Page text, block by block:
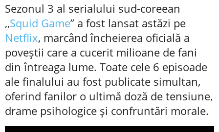
Sezonul 3 al serialului sud-coreean
,,Squid Game” a fost lansat astăzi pe
Netflix, marcând încheierea oficială a
poveștii care a cucerit milioane de fani
din întreaga lume. Toate cele 6 episoade
ale finalului au fost publicate simultan,
oferind fanilor o ultimă doză de tensiune,
drame psihologice și confruntări morale.